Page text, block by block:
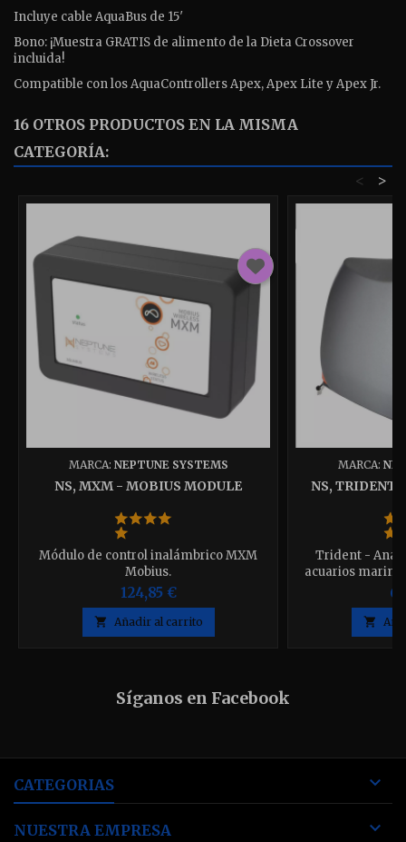
Incluye cable AquaBus de 15′
Bono: ¡Muestra GRATIS de alimento de la Dieta Crossover
incluida!
Compatible con los AquaControllers Apex, Apex Lite y Apex Jr.
16 OTROS PRODUCTOS EN LA MISMA
CATEGORÍA:
>
<
MARCA: NEPTUNE SYSTEMS
NS, MXM - MOBIUS MODULE
Módulo de control inalámbrico MXM
Mobius.
124,85 €
 Añadir al carrito
MARCA:
NS, TRIDENT
Trident -
acuarios
suministra con

Síganos en Facebook
CATEGORIAS 
NUESTRA EMPRESA 